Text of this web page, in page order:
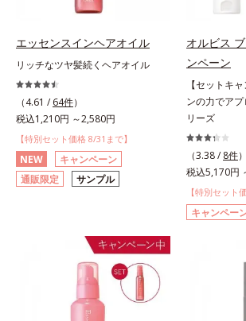
エッセンスインヘアオイル
リッチなツヤ髪続くヘアオイル
（4.61 / 64件）
税込1,210円 ～2,580円
【特別セット価格 8/31まで】
NEW
キャンペーン
通販限定
サンプル
オルビス
ンペーン
【セットキ
ンの力でア
リーズ
（3.38 / 8件）
税込5,170円
【特別セット
キャンペー